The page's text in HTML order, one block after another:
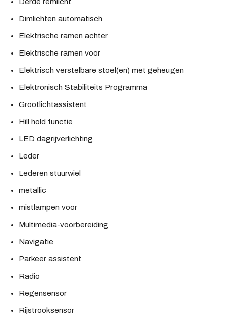
Derde remlicht
Dimlichten automatisch
Elektrische ramen achter
Elektrische ramen voor
Elektrisch verstelbare stoel(en) met geheugen
Elektronisch Stabiliteits Programma
Grootlichtassistent
Hill hold functie
LED dagrijverlichting
Leder
Lederen stuurwiel
metallic
mistlampen voor
Multimedia-voorbereiding
Navigatie
Parkeer assistent
Radio
Regensensor
Rijstrooksensor